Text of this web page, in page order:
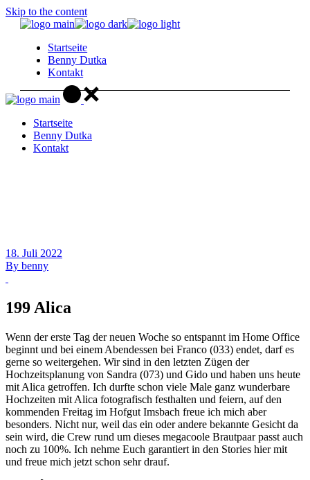
Skip to the content
Startseite
Benny Dutka
Kontakt
Startseite
Benny Dutka
Kontakt
18. Juli 2022
By benny
199 Alica
Wenn der erste Tag der neuen Woche so entspannt im Home Office
beginnt und bei einem Abendessen bei Franco (033) endet, darf es
gerne so weitergehen. Wir sind in den letzten Zügen der
Hochzeitsplanung von Sandra (073) und Gido und haben uns heute
mit Alica getroffen. Ich durfte schon viele Male ganz wunderbare
Hochzeiten mit Alica fotografisch festhalten und feiern, auf den
kommenden Freitag im Hofgut Imsbach freue ich mich aber
besonders. Nicht nur, weil das ein oder andere bekannte Gesicht da
sein wird, die Crew rund um dieses megacoole Brautpaar passt auch
noch zu 100%. Ich nehme Euch garantiert in den Stories hier mit
und freue mich jetzt schon sehr drauf.